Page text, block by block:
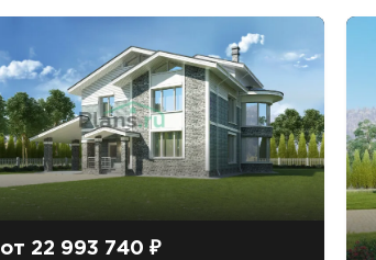
от 22 993 740 ₽